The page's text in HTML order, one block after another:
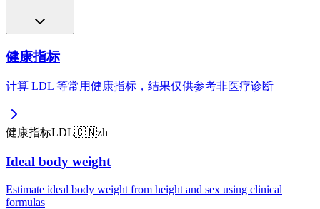
健康指标
计算 LDL 等常用健康指标，结果仅供参考非医疗诊断
健康指标LDL🇨🇳zh
Ideal body weight
Estimate ideal body weight from height and sex using clinical
formulas